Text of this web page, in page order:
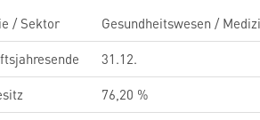
/ Sektor
Gesundheitswesen /
31.12.
76,20 %